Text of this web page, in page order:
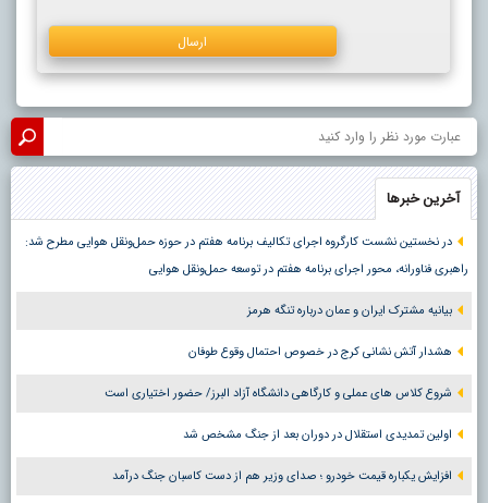
آخرین خبرها
در نخستین نشست کارگروه اجرای تکالیف برنامه هفتم در حوزه حمل‌ونقل هوایی مطرح شد:
راهبری فناورانه، محور اجرای برنامه هفتم در توسعه حمل‌ونقل هوایی
بیانیه مشترک ایران و عمان درباره تنگه هرمز
هشدار آتش نشانی کرج در خصوص احتمال وقوع طوفان
شروع کلاس های عملی و کارگاهی دانشگاه آزاد البرز/ حضور اختیاری است
اولین تمدیدی استقلال در دوران بعد از جنگ مشخص شد
افزایش یکباره قیمت خودرو ؛ صدای وزیر هم از دست کاسبان جنگ درآمد